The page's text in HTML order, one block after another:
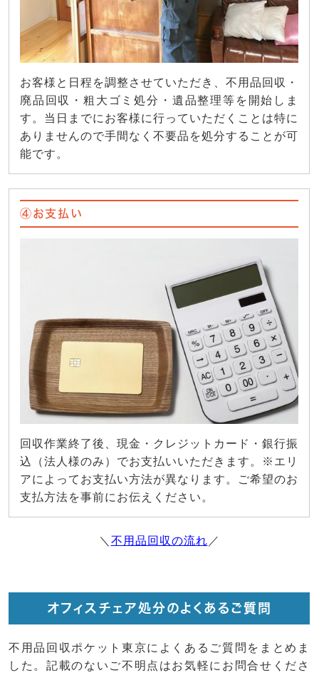
お客様と日程を調整させていただき、不用品回収・
廃品回収・粗大ゴミ処分・遺品整理等を開始しま
す。当日までにお客様に行っていただくことは特に
ありませんので手間なく不要品を処分することが可
能です。
④お支払い
回収作業終了後、現金・クレジットカード・銀行振
込（法人様のみ）でお支払いいただきます。※エリ
アによってお支払い方法が異なります。ご希望のお
支払方法を事前にお伝えください。
＼ 不用品回収の流れ ／
オフィスチェア処分のよくあるご質問
不用品回収ポケット東京によくあるご質問をまとめま
した。記載のないご不明点はお気軽にお問合せくださ